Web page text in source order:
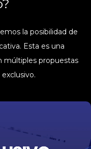
la posibilidad de
Esta es una
múltiples propuestas